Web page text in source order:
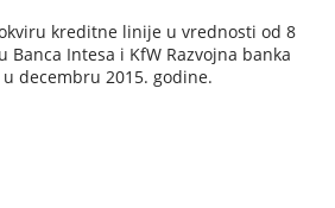
kreditne linije u vrednosti od 8
Banca Intesa i KfW Razvojna banka
decembru 2015. godine.